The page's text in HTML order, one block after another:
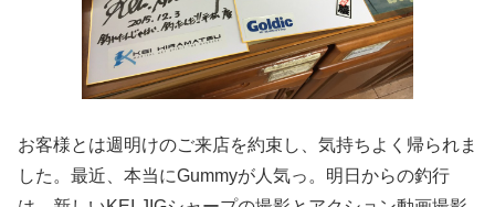
お客様とは週明けのご来店を約束し、気持ちよく帰られま
した。最近、本当にGummyが人気っ。明日からの釣行